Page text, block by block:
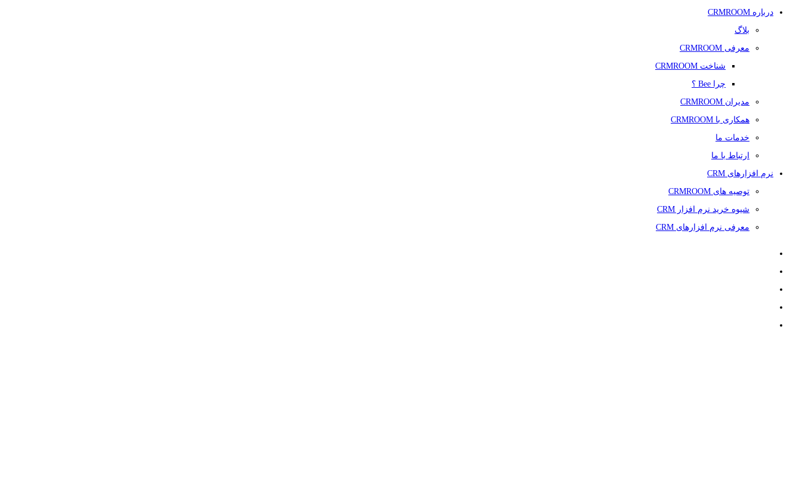
درباره CRMROOM
بلاگ
معرفی CRMROOM
شناخت CRMROOM
چرا Bee ؟
مدیران CRMROOM
همکاری با CRMROOM
خدمات ما
ارتباط با ما
نرم افزارهای CRM
توصیه های CRMROOM
شیوه خرید نرم افزار CRM
معرفی نرم افزارهای CRM